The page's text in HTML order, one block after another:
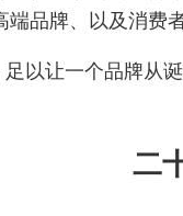
品牌、以及消费
以让一个品牌从
二